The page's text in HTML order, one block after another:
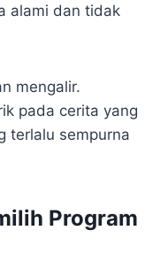
alami dan tidak
mengalir.
pada cerita yang
terlalu sempurna
Program